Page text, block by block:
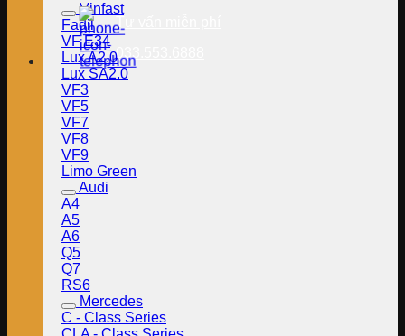
Tư vấn miễn phí
033.553.6888
Vinfast
Fadil
VF E34
Lux A2.0
Lux SA2.0
VF3
VF5
VF7
VF8
VF9
Limo Green
Audi
A4
A5
A6
Q5
Q7
RS6
Mercedes
C - Class Series